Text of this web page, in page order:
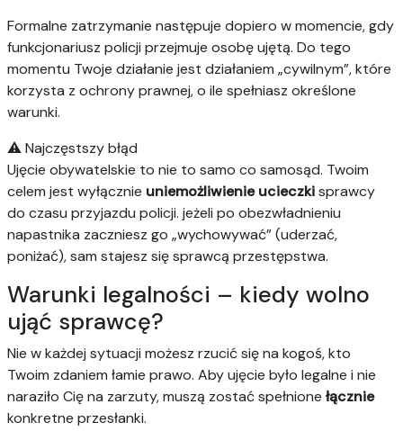
Formalne zatrzymanie następuje dopiero w momencie, gdy
funkcjonariusz policji przejmuje osobę ujętą. Do tego
momentu Twoje działanie jest działaniem „cywilnym”, które
korzysta z ochrony prawnej, o ile spełniasz określone
warunki.
⚠️ Najczęstszy błąd
Ujęcie obywatelskie to nie to samo co samosąd. Twoim
celem jest wyłącznie uniemożliwienie ucieczkisprawcy
do czasu przyjazdu policji. jeżeli po obezwładnieniu
napastnika zaczniesz go „wychowywać” (uderzać,
poniżać), sam stajesz się sprawcą przestępstwa.
Warunki legalności – kiedy wolno
ująć sprawcę?
Nie w każdej sytuacji możesz rzucić się na kogoś, kto
Twoim zdaniem łamie prawo. Aby ujęcie było legalne i nie
naraziło Cię na zarzuty, muszą zostać spełnione łącznie
konkretne przesłanki.